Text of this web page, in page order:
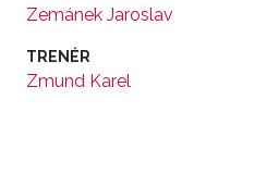
Zemánek Jaroslav
TRENÉR
Zmund Karel